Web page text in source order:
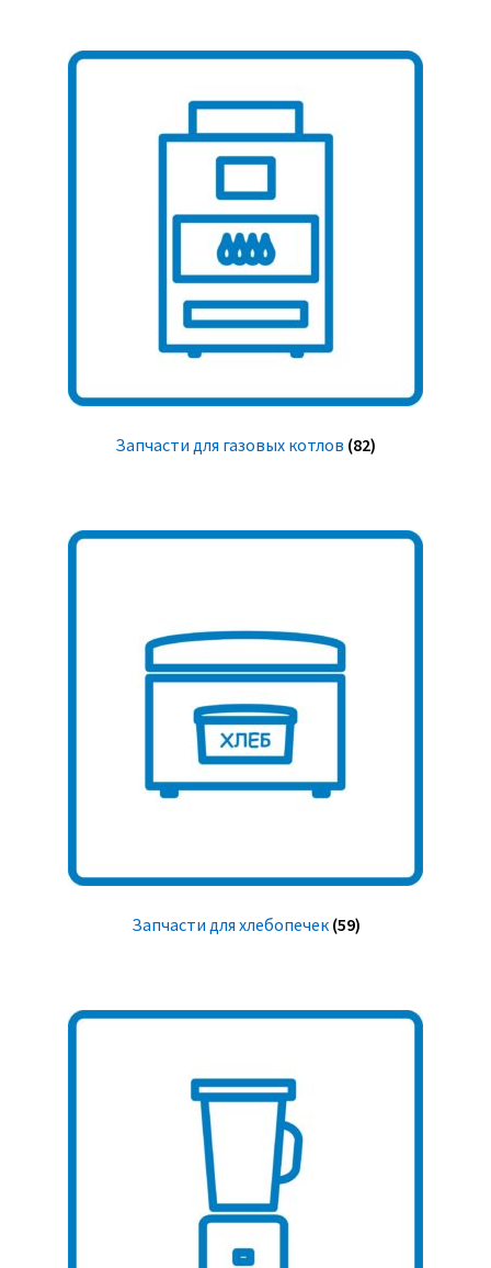
Запчасти для газовых котлов (82)
Запчасти для хлебопечек (59)